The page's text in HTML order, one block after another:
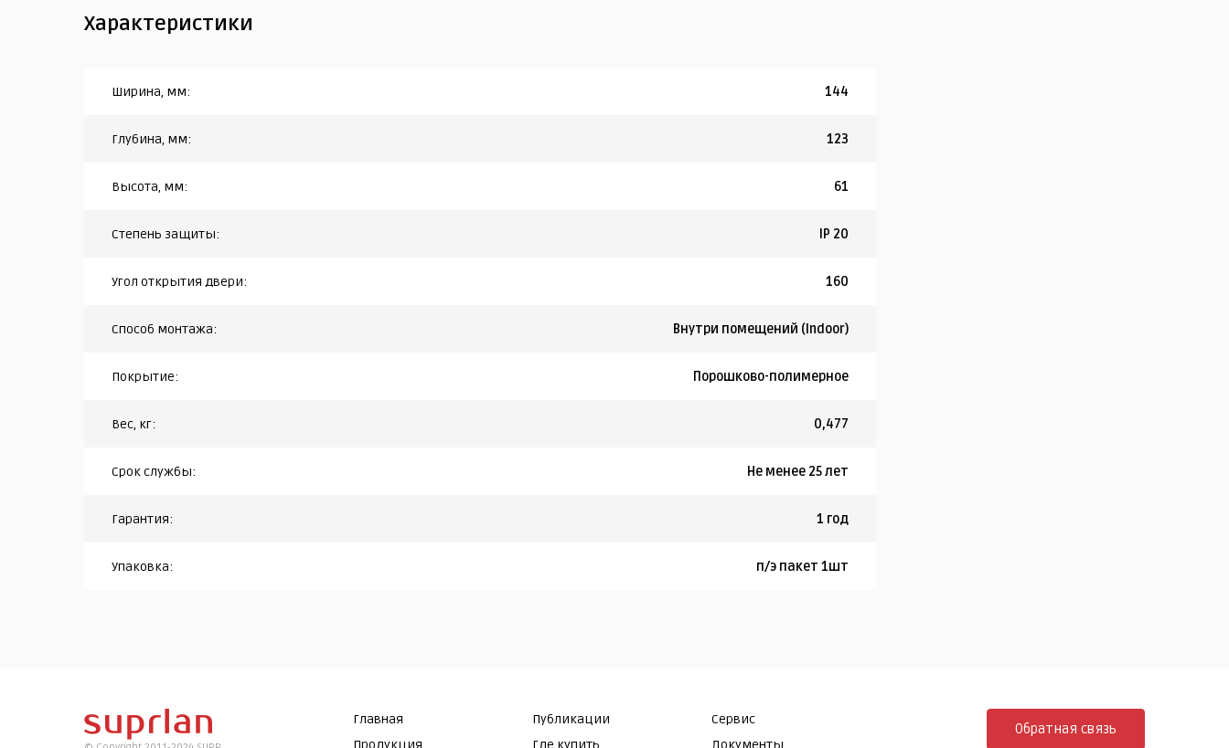
Характеристики
Ширина, мм: 144
Глубина, мм: 123
Высота, мм: 61
Степень защиты: IP 20
Угол открытия двери: 160
Способ монтажа: Внутри помещений (Indoor)
Покрытие: Порошково-полимерное
Вес, кг: 0,477
Срок службы: Не менее 25 лет
Гарантия: 1 год
Упаковка: п/э пакет 1шт
Главная Публикации
Сервис
Продукция
Где купить Документы
Обратная связь